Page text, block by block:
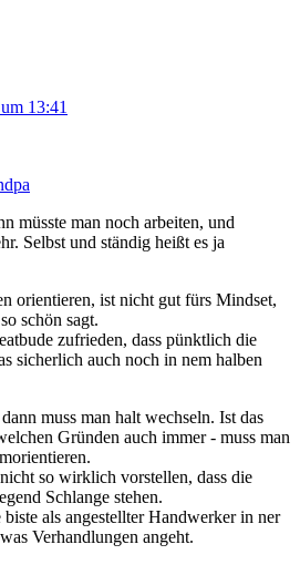
13:41
müsste man noch arbeiten, und
Selbst und ständig heißt es ja
orientieren, ist nicht gut fürs Mindset,
schön sagt.
zufrieden, dass pünktlich die
sicherlich auch noch in nem halben
muss man halt wechseln. Ist das
Gründen auch immer - muss man
so wirklich vorstellen, dass die
Schlange stehen.
als angestellter Handwerker in ner
Verhandlungen angeht.